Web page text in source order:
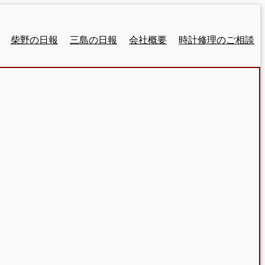
柴野の日報 三島の日報 会社概要 時計修理のご相談